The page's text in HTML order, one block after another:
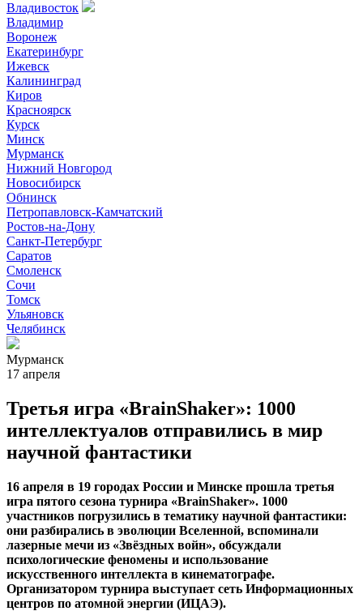
Владивосток
Владимир
Воронеж
Екатеринбург
Ижевск
Калининград
Киров
Красноярск
Курск
Минск
Мурманск
Нижний Новгород
Новосибирск
Обнинск
Петропавловск-Камчатский
Ростов-на-Дону
Санкт-Петербург
Саратов
Смоленск
Сочи
Томск
Ульяновск
Челябинск
Мурманск
17 апреля
Третья игра «BrainShaker»: 1000
интеллектуалов отправились в мир
научной фантастики
16 апреля в 19 городах России и Минске прошла третья
игра пятого сезона турнира «BrainShaker». 1000
участников погрузились в тематику научной фантастики:
они разбирались в эволюции Вселенной, вспоминали
лазерные мечи из «Звёздных войн», обсуждали
психологические феномены и использование
искусственного интеллекта в кинематографе.
Организатором турнира выступает сеть Информационных
центров по атомной энергии (ИЦАЭ).